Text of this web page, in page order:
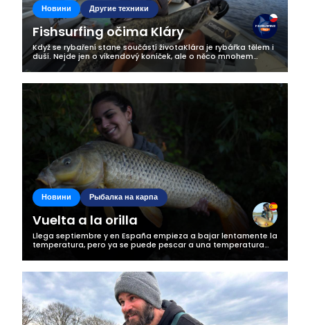
Business
Новини Другие техники
Fishsurfing očima Kláry
Když se rybaření stane součástí životaKlára je rybářka tělem i
duší. Nejde jen o víkendový koníček, ale o něco mnohem
hlubšího. Rybaření je pro ni životní styl, způsob, jak najít klid,
radost a...
Новини Рыбалка на карпа
Vuelta a la orilla
Llega septiembre y en España empieza a bajar lentamente la
temperatura, pero ya se puede pescar a una temperatura
normal. No con las olas de calor que hemos tenido este
verano de muchos días a más...